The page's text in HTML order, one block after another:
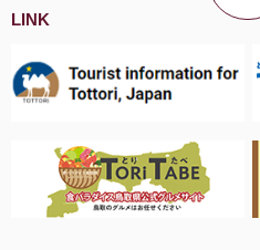
LINK